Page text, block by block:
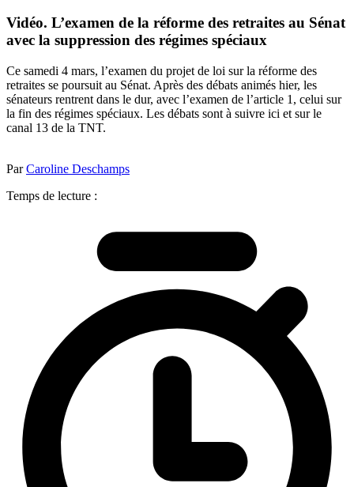
Vidéo. L’examen de la réforme des retraites au Sénat
avec la suppression des régimes spéciaux
Ce samedi 4 mars, l’examen du projet de loi sur la réforme des
retraites se poursuit au Sénat. Après des débats animés hier, les
sénateurs rentrent dans le dur, avec l’examen de l’article 1, celui sur
la fin des régimes spéciaux. Les débats sont à suivre ici et sur le
canal 13 de la TNT.
ParCaroline Deschamps
Temps de lecture :